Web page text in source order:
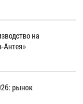
на
Антея»
рынок